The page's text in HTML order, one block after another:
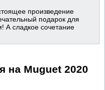
произведение
подарок для
А сладкое сочетание
на Muguet 2020